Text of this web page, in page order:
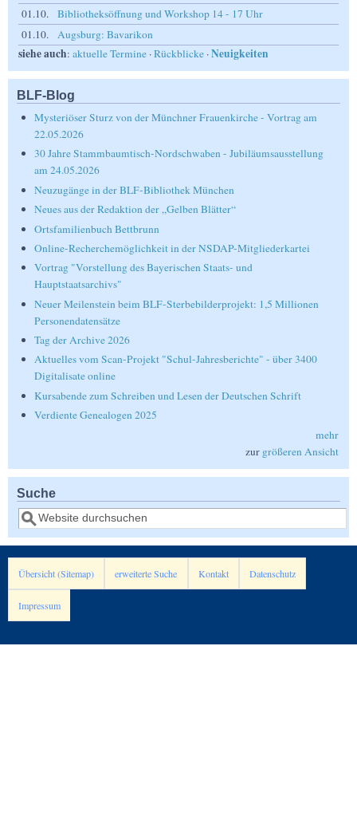
01.10.
Bibliotheksöffnung und Workshop 14 - 17 Uhr
01.10.
Augsburg: Bavarikon
siehe auch: aktuelle Termine ·Rückblicke ·Neuigkeiten
BLF-Blog
Mysteriöser Sturz von der Münchner Frauenkirche - Vortrag am
22.05.2026
30 Jahre Stammbaumtisch-Nordschwaben - Jubiläumsausstellung
am 24.05.2026
Neuzugänge in der BLF-Bibliothek München
Neues aus der Redaktion der „Gelben Blätter“
Ortsfamilienbuch Bettbrunn
Online-Recherchemöglichkeit in der NSDAP-Mitgliederkartei
Vortrag "Vorstellung des Bayerischen Staats- und
Hauptstaatsarchivs"
Neuer Meilenstein beim BLF-Sterbebilderprojekt: 1,5 Millionen
Personendatensätze
Tag der Archive 2026
Aktuelles vom Scan-Projekt "Schul-Jahresberichte" - über 3400
Digitalisate online
Kursabende zum Schreiben und Lesen der Deutschen Schrift
Verdiente Genealogen 2025
mehr
zur größeren Ansicht
Suche
Suche
Übersicht (Sitemap) erweiterte Suche Kontakt Datenschutz
Impressum